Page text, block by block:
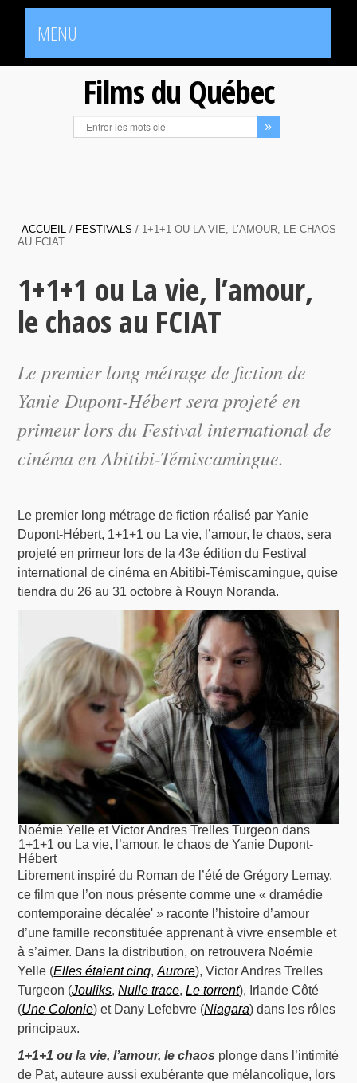
MENU
Films du Québec
ACCUEIL / FESTIVALS / 1+1+1 OU LA VIE, L’AMOUR, LE CHAOS
AU FCIAT
1+1+1 ou La vie, l’amour,
le chaos au FCIAT
Le premier long métrage de fiction de
Yanie Dupont-Hébert sera projeté en
primeur lors du Festival international de
cinéma en Abitibi-Témiscamingue.
Le premier long métrage de fiction réalisé par Yanie
Dupont-Hébert, 1+1+1 ou La vie, l’amour, le chaos, sera
projeté en primeur lors de la 43e édition du Festival
international de cinéma en Abitibi-Témiscamingue, quise
tiendra du 26 au 31 octobre à Rouyn Noranda.
Noémie Yelle et Victor Andres Trelles Turgeon dans
1+1+1 ou La vie, l’amour, le chaos de Yanie Dupont-
Hébert
Librement inspiré du Roman de l’été de Grégory Lemay,
ce film que l’on nous présente comme une « dramédie
contemporaine décalée' » raconte l’histoire d’amour
d’une famille reconstituée apprenant à vivre ensemble et
à s’aimer. Dans la distribution, on retrouvera Noémie
Yelle (Elles étaient cinq,Aurore), Victor Andres Trelles
Turgeon (Jouliks,Nulle trace,Le torrent), Irlande Côté
(Une Colonie) et Dany Lefebvre (Niagara) dans les rôles
principaux.
1+1+1 ou la vie, l’amour, le chaos plonge dans l’intimité
de Pat, auteure aussi exubérante que mélancolique, lors